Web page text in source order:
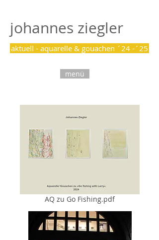
johannes ziegler
menü
aktuell - aquarelle & gouachen ´24 -´25
AQ zu Go Fishing.pdf